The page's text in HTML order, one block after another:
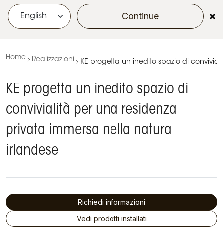
Continue
Home Realizzazioni KE progetta un inedito spazio di
KE progetta un inedito spazio di
convivialità per una residenza
privata immersa nella natura
irlandese
Richiedi informazioni
Vedi prodotti installati